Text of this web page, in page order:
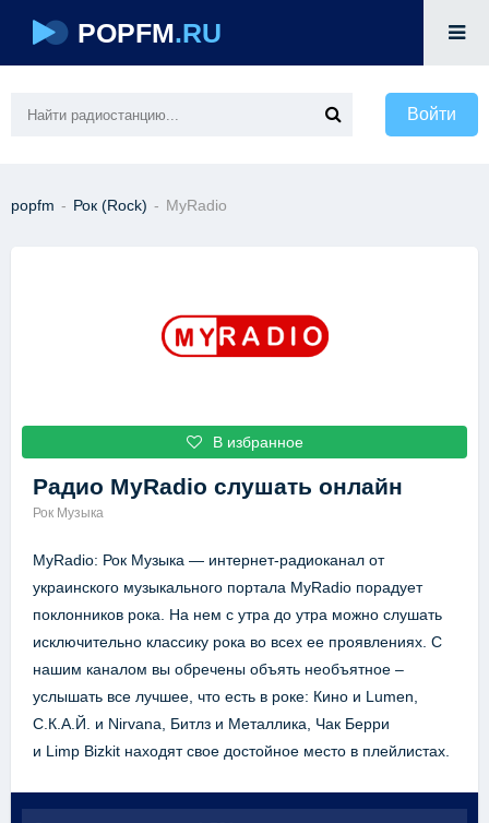
POPFM.RU
Войти
popfm - Рок (Rock) - MyRadio
В избранное
Радио MyRadio слушать онлайн
Рок Музыка
MyRadio: Рок Музыка — интернет-радиоканал от
украинского музыкального портала MyRadio порадует
поклонников рока. На нем с утра до утра можно слушать
исключительно классику рока во всех ее проявлениях. С
нашим каналом вы обречены объять необъятное –
услышать все лучшее, что есть в роке: Кино и Lumen,
С.К.А.Й. и Nirvana, Битлз и Металлика, Чак Берри
и Limp Bizkit находят свое достойное место в плейлистах.